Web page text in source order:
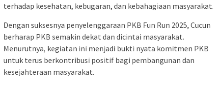
terhadap kesehatan, kebugaran, dan kebahagiaan masyarakat.
Dengan suksesnya penyelenggaraan PKB Fun Run 2025, Cucun
berharap PKB semakin dekat dan dicintai masyarakat.
Menurutnya, kegiatan ini menjadi bukti nyata komitmen PKB
untuk terus berkontribusi positif bagi pembangunan dan
kesejahteraan masyarakat.